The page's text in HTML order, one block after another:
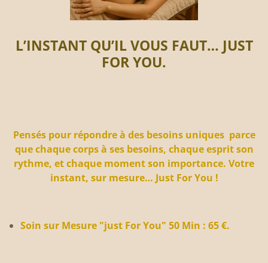
L’INSTANT QU’IL VOUS FAUT… JUST
FOR YOU.
Pensés pour répondre à des besoins uniques parce
que chaque corps à ses besoins, chaque esprit son
rythme, et chaque moment son importance. Votre
instant, sur mesure… Just For You !
Soin sur Mesure "just For You" 50 Min : 65 €.